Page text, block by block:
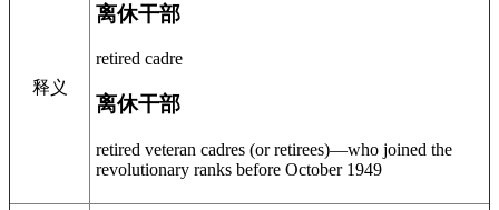
释义
离休干部
retired cadre
离休干部
retired veteran cadres (or retirees)—who joined the
revolutionary ranks before October 1949